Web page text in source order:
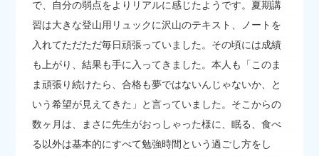
で、自分の弱点をよりリアルに感じたようです。夏期講
習は大きな登山用リュックに沢山のテキスト、ノートを
入れてただただ毎日頑張っていました。その頃には成績
も上がり、結果も手に入ってきました。本人も「このま
ま頑張り続けたら、合格も夢ではないんじゃないか、と
いう希望が見えてきた」と言っていました。そこからの
数ヶ月は、まさに先生がおっしゃった様に、眠る、食べ
る以外は基本的にすべて勉強時間という過ごし方をし